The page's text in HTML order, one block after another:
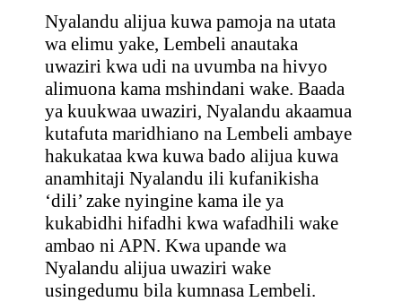
Nyalandu alijua kuwa pamoja na utata
wa elimu yake, Lembeli anautaka
uwaziri kwa udi na uvumba na hivyo
alimuona kama mshindani wake. Baada
ya kuukwaa uwaziri, Nyalandu akaamua
kutafuta maridhiano na Lembeli ambaye
hakukataa kwa kuwa bado alijua kuwa
anamhitaji Nyalandu ili kufanikisha
‘dili’ zake nyingine kama ile ya
kukabidhi hifadhi kwa wafadhili wake
ambao ni APN. Kwa upande wa
Nyalandu alijua uwaziri wake
usingedumu bila kumnasa Lembeli.